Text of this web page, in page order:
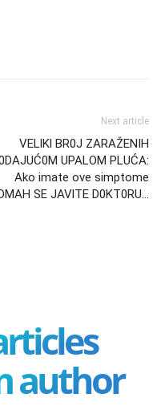
Next article
VELlKl BR0J ZARAŽENIH
UPALOM PLUĆA:
Ako imate ove simptome
SE JAVlTE D0KT0RU…
author